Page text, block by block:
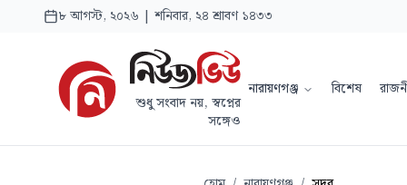
৮ আগস্ট, ২০২৬ | শনিবার, ২৪ শ্রাবণ ১৪৩৩
শুধু সংবাদ নয়, স্বপ্নের
সঙ্গেও
নারায়ণগঞ্জ বিশেষ